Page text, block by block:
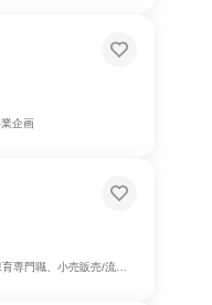
企画
、バックオフィス・事務・受付、総務